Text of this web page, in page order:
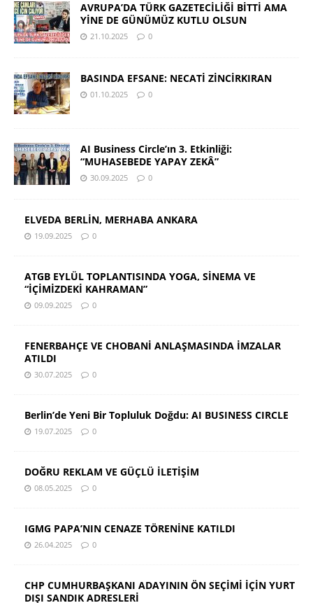
AVRUPA’DA TÜRK GAZETECİLİĞİ BİTTİ AMA
YİNE DE GÜNÜMÜZ KUTLU OLSUN
21.10.2025 0
BASINDA EFSANE: NECATİ ZİNCİRKIRAN
01.10.2025 0
AI Business Circle’ın 3. Etkinliği:
“MUHASEBEDE YAPAY ZEKÂ”
30.09.2025 0
ELVEDA BERLİN, MERHABA ANKARA
19.09.2025 0
ATGB EYLÜL TOPLANTISINDA YOGA, SİNEMA VE
“İÇİMİZDEKİ KAHRAMAN”
09.09.2025 0
FENERBAHÇE VE CHOBANİ ANLAŞMASINDA İMZALAR
ATILDI
30.07.2025 0
Berlin’de Yeni Bir Topluluk Doğdu: AI BUSINESS CIRCLE
19.07.2025 0
DOĞRU REKLAM VE GÜÇLÜ İLETİŞİM
08.05.2025 0
IGMG PAPA’NIN CENAZE TÖRENİNE KATILDI
26.04.2025 0
CHP CUMHURBAŞKANI ADAYININ ÖN SEÇİMİ İÇİN YURT
DIŞI SANDIK ADRESLERİ